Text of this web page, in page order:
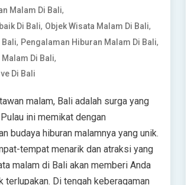
Malam Di Bali,
Di Bali, Objek Wisata Malam Di Bali,
Bali, Pengalaman Hiburan Malam Di Bali,
Di Bali,
Di Bali
malam, Bali adalah surga yang
ini memikat dengan
budaya hiburan malamnya yang unik.
tempat menarik dan atraksi yang
malam di Bali akan memberi Anda
terlupakan. Di tengah keberagaman